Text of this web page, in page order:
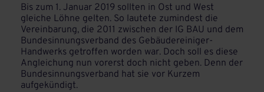
Bis zum 1. Januar 2019 sollten in Ost und West
gleiche Löhne gelten. So lautete zumindest die
Vereinbarung, die 2011 zwischen der IG BAU und dem
Bundesinnungsverband des Gebäudereiniger-
Handwerks getroffen worden war. Doch soll es diese
Angleichung nun vorerst doch nicht geben. Denn der
Bundesinnungsverband hat sie vor Kurzem
aufgekündigt.